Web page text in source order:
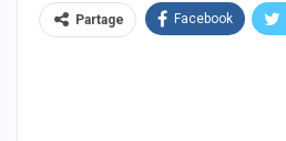
Partage Facebook